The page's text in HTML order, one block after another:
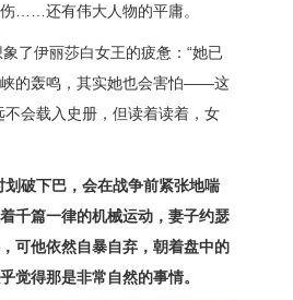
……还有伟大人物的平庸。
了伊丽莎白女王的疲惫：“她已
的轰鸣，其实她也会害怕——这
会载入史册，但读着读着，女
破下巴，会在战争前紧张地喘
千篇一律的机械运动，妻子约瑟
可他依然自暴自弃，朝着盘中的
觉得那是非常自然的事情。